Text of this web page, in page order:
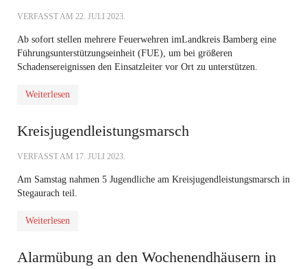
VERFASST AM 22. JULI 2023.
Ab sofort stellen mehrere Feuerwehren imLandkreis Bamberg eine
Führungsunterstützungseinheit (FUE), um bei größeren
Schadensereignissen den Einsatzleiter vor Ort zu unterstützen.
Weiterlesen
Kreisjugendleistungsmarsch
VERFASST AM 17. JULI 2023.
Am Samstag nahmen 5 Jugendliche am Kreisjugendleistungsmarsch in
Stegaurach teil.
Weiterlesen
Alarmübung an den Wochenendhäusern in